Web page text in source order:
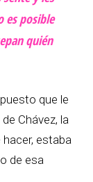
es posible
quién
que le
Chávez, la
hacer, estaba
de esa